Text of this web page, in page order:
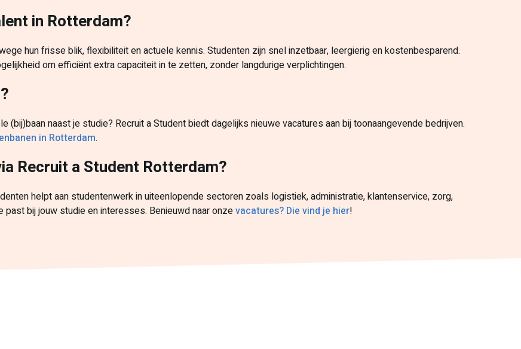
in Rotterdam?
hun frisse blik, flexibiliteit en actuele kennis. Studenten zijn snel inzetbaar, leergierig en kostenbesparend.
om efficiënt extra capaciteit in te zetten, zonder langdurige verplichtingen.
(bij)baan naast je studie? Recruit a Student biedt dagelijks nieuwe vacatures aan bij toonaangevende bedrijven.
in Rotterdam.
Recruit a Student Rotterdam?
helpt aan studentenwerk in uiteenlopende sectoren zoals logistiek, administratie, klantenservice, zorg,
past bij jouw studie en interesses. Benieuwd naar onzevacatures? Die vind je hier!